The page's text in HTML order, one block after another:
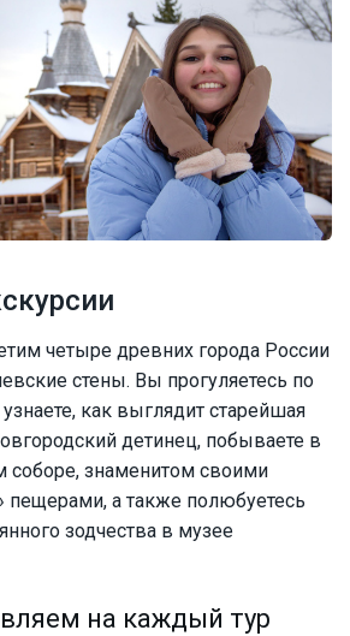
четыре древних города России
стены. Вы прогуляетесь по
как выглядит старейшая
детинец, побываете в
соборе, знаменитом своими
а также полюбуетесь
зодчества в музее
на каждый тур